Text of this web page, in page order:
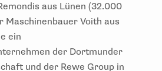
aus Lünen (32.000
Maschinenbauer Voith aus
ein
der Dortmunder
und der Rewe Group in